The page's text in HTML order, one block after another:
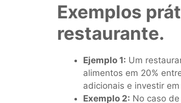
Exemplos
restaurante.
Ejemplo 1: Um
alimentos em 20%
adicionais e investir
Exemplo 2: No caso